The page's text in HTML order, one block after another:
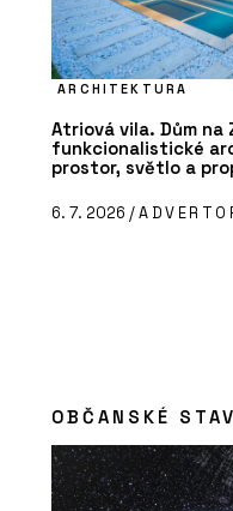
ARCHITEKTURA
Atriová vila. Dům na
funkcionalistické
prostor, světlo a
6. 7. 2026 /
OBČANSKÉ